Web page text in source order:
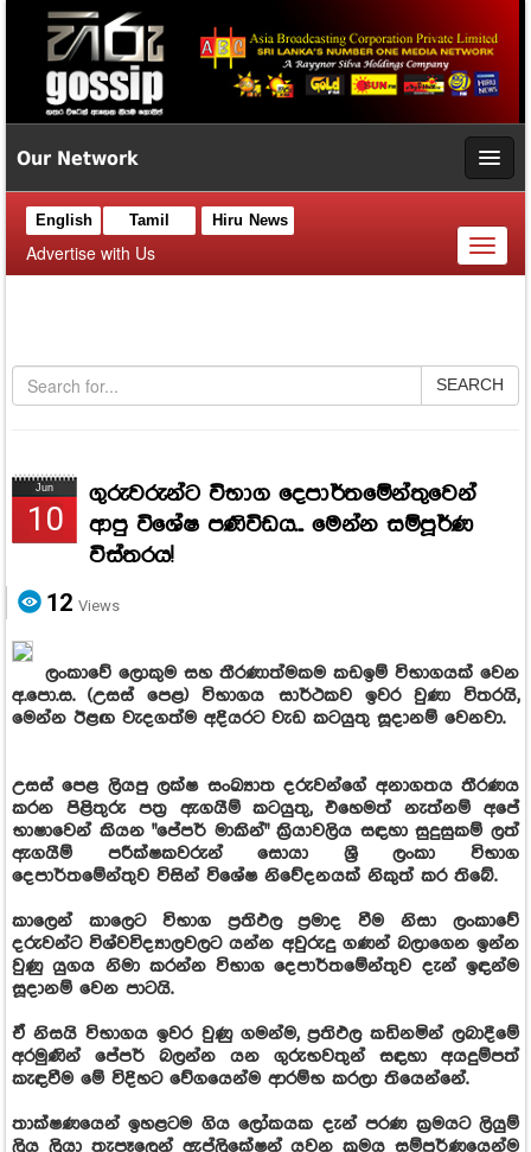
Our Network
English Tamil Hiru News
Advertise with Us
Toggle
SEARCH
Jun
10
ගුරුවරුන්ට විභාග දෙපාර්තමේන්තුවෙන්
ආපු විශේෂ පණිවිඩය... මෙන්න සම්පූර්ණ
විස්තරය!
12 Views
ලංකාවේ ලොකුම සහ තීරණාත්මකම කඩඉම් විභාගයක් වෙන
අ.පො.ස. (උසස් පෙළ) විභාගය සාර්ථකව ඉවර වුණා විතරයි,
මෙන්න ඊළඟ වැදගත්ම අදියරට වැඩ කටයුතු සූදානම් වෙනවා.
උසස් පෙළ ලියපු ලක්ෂ සංඛ්‍යාත දරුවන්ගේ අනාගතය තීරණය
කරන පිළිතුරු පත්‍ර ඇගයීම් කටයුතු, එහෙමත් නැත්නම් අපේ
භාෂාවෙන් කියන "පේපර් මාකින්" ක්‍රියාවලිය සඳහා සුදුසුකම් ලත්
ඇගයීම් පරීක්ෂකවරුන් සොයා ශ්‍රී ලංකා විභාග
දෙපාර්තමේන්තුව විසින් විශේෂ නිවේදනයක් නිකුත් කර තිබේ.
කාලෙන් කාලෙට විභාග ප්‍රතිඵල ප්‍රමාද වීම නිසා ලංකාවේ
දරුවන්ට විශ්වවිද්‍යාලවලට යන්න අවුරුදු ගණන් බලාගෙන ඉන්න
වුණු යුගය නිමා කරන්න විභාග දෙපාර්තමේන්තුව දැන් ඉඳන්ම
සූදානම් වෙන පාටයි.
ඒ නිසයි විභාගය ඉවර වුණු ගමන්ම, ප්‍රතිඵල කඩිනමින් ලබාදීමේ
අරමුණින් පේපර් බලන්න යන ගුරුභවතුන් සඳහා අයදුම්පත්
කැඳවීම මේ විදිහට වේගයෙන්ම ආරම්භ කරලා තියෙන්නේ.
තාක්ෂණයෙන් ඉහළටම ගිය ලෝකයක දැන් පරණ ක්‍රමයට ලියුම්
ලිය ලියා තැපෑලෙන් ඇප්ලිකේෂන් යවන ක්‍රමය සම්පූර්ණයෙන්ම